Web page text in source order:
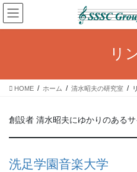
コ
ン
テ
ス
ナ
ビ
ゲ
ン
リ
HOME ホーム 清水昭夫の研究室
創設者 清水昭夫にゆかりのあるサ
洗足学園音楽大学